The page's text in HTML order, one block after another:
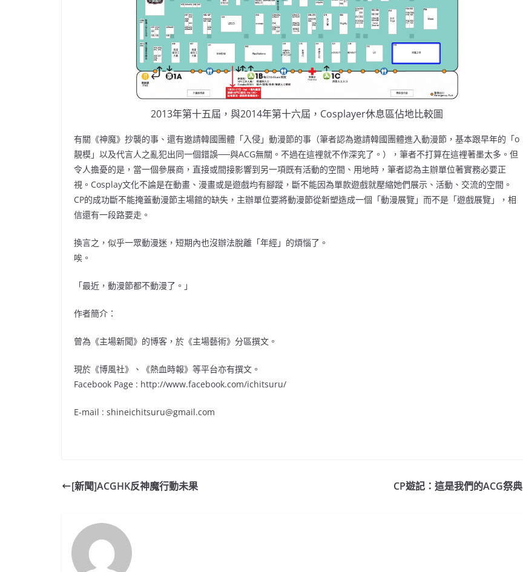
2013年第十五屆，與2014年第十六屆，Cosplayer休息區佔地比較圖
有關《神魔》抄襲的事、還有邀請韓國團體「入侵」動漫節的事（筆者認為邀請韓國團體進入動漫節，基本跟早年的「o
靚模」以及代言人之亂犯出同一個錯誤──與ACG無關。不過在這裡就不作深究了。），筆者不打算在這裡著墨太多。但
令人擔憂的是，當一個參展商，直接或間接影響到另一項既有活動的空間、用地時，筆者認為主辦單位著實務必要正
視。Cosplay文化不論是在動畫、漫畫或是遊戲均有腳蹤，斷不能因為單款遊戲就壓縮她們展示、活動、交流的空間。
CP的成功斷不能掩蓋動漫節主場館的缺失，主辦單位要將動漫節從新塑造成一個「動漫展覽」而不是「遊戲展覽」，相
信還有一段路要走。
換言之，似乎一眾動漫迷，短期內也沒辦法脫離「年經」的煩惱了。
唉。
「最近，動漫節都不動漫了。」
作者簡介：
曾為《主場新聞》的博客，於《主場藝術》分區撰文。
現於《博風社》、《熱血時報》等平台亦有撰文。
Facebook Page : http://www.facebook.com/ichitsuru/
E-mail : shineichitsuru@gmail.com
[新聞]ACGHK反神魔行動未果 CP遊記：這是我們的ACG祭典